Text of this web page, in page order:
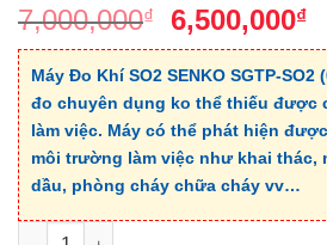
7,000,000₫
Giá
gốc
là:
7,000,000₫.
6,500,000₫
Máy Đo Khí SO2 SENKO SGTP-SO2
đo chuyên dụng ko thể thiếu được
làm việc. Máy có thể phát hiện
môi trường làm việc như khai thác,
dầu, phòng cháy chữa cháy vv…
Máy Đo Khí SO2 SENKO SGTP-SO2